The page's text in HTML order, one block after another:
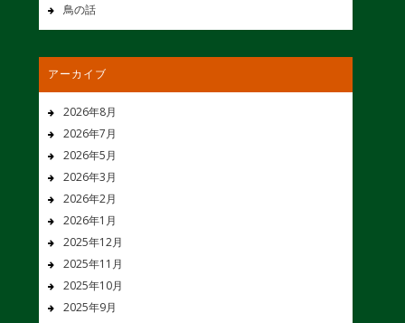
鳥の話
アーカイブ
2026年8月
2026年7月
2026年5月
2026年3月
2026年2月
2026年1月
2025年12月
2025年11月
2025年10月
2025年9月